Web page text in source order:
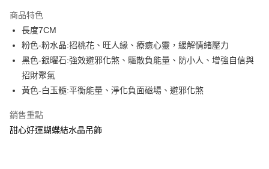
Apple Pay
街口支付
悠遊付
Google Pay
大哥付你分期
相關說明
商品特色
長度7CM
粉色-粉水晶:招桃花、旺人緣、療癒心靈，緩解情緒壓力
黑色-銀曜石:強效避邪化煞、驅散負能量、防小人、增強自信與
招財聚氣
黃色-白玉髓:平衡能量、淨化負面磁場、避邪化煞
銷售重點
甜心好運蝴蝶結水晶吊飾